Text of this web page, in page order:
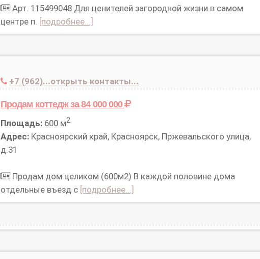
Арт. 115499048 Для ценителей загородной жизни в самом
центре п. [подробнее...]
+7 (962)...открыть контакты...
Продам коттеджза 84 000 000
Площадь:600 м2
Адрес:Красноярский край, Красноярск, Пржевальского улица,
д.31
Продам дом целиком (600м2) В каждой половине дома
отдельные въезд с [подробнее...]